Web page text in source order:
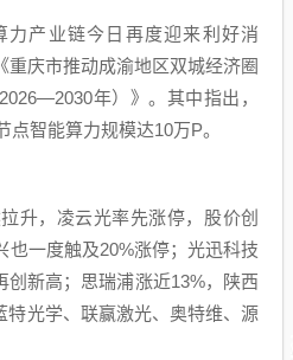
产业链今日再度迎来利好消
重庆市推动成渝地区双城经济圈
年）》。其中指出，
智能算力规模达10万P。
升， 凌云光率先涨停，股价创
也一度触及20%涨停； 光迅科技
新高； 思瑞浦涨近13%，
陕西
特光学、 联赢激光、 奥特维、源